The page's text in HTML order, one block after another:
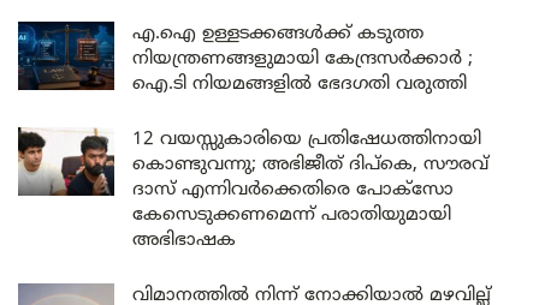
എ.ഐ ഉള്ളടക്കങ്ങൾക്ക് കടുത്ത
നിയന്ത്രണങ്ങളുമായി കേന്ദ്രസർക്കാർ ;
ഐ.ടി നിയമങ്ങളിൽ ഭേദഗതി വരുത്തി
12 വയസ്സുകാരിയെ പ്രതിഷേധത്തിനായി
കൊണ്ടുവന്നു; അഭിജീത് ദിപ്കെ, സൗരവ്
ദാസ് എന്നിവർക്കെതിരെ പോക്സോ
കേസെടുക്കണമെന്ന് പരാതിയുമായി
അഭിഭാഷക
വിമാനത്തിൽ നിന്ന് നോക്കിയാൽ മഴവില്ല്